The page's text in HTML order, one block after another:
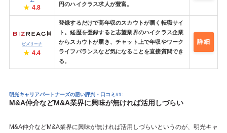
4.8
円のハイクラス求人が豊富。
ビズリーチ
4.4
登録するだけで高年収のスカウトが届く転職サイ
ト。経歴を登録すると志望業界のハイクラス企業
からスカウトが届き、チャット上で年収やワーク
ライフバランスなど気になることを直接質問でき
る。
詳細
明光キャリアパートナーズの悪い評判・口コミ#1:
M&A仲介などM&A業界に興味が無ければ活用しづらい
M&A仲介などM&A業界に興味が無ければ活用しづらいというのが、明光キャ